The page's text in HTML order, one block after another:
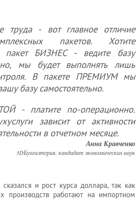
труда - вот главное отличие
пакетов. Хотите
пакет БИЗНЕС - ведите базу
мы будет выполнять лишь
В пакете ПРЕМИУМ мы
базу самостоятельно.
- платите по-операционно.
зависит от активности
в отчетном месяце.
Анна Кравченко
3DБухгалтерия, кандидат экономических наук
и рост курса доллара, так как
производств работают на импортном